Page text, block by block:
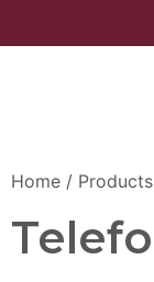
Home /